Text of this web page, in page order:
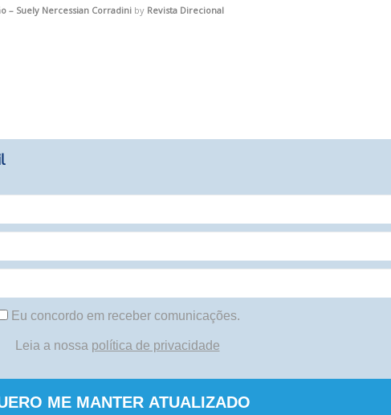
– Suely Nercessian Corradiniby Revista Direcional
Eu concordo em receber comunicações.
Leia a nossa política de privacidade
ME MANTER ATUALIZADO